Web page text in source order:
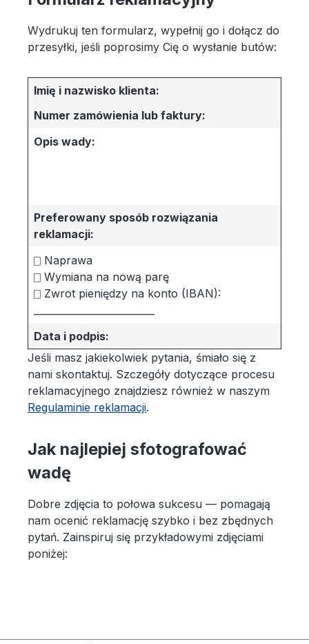
Wydrukuj ten formularz, wypełnij go i dołącz do
przesyłki, jeśli poprosimy Cię o wysłanie butów:
Imię i nazwisko klienta:
Numer zamówienia lub faktury:
Opis wady:
Preferowany sposób rozwiązania
reklamacji:
⎕ Naprawa
⎕ Wymiana na nową parę
⎕ Zwrot pieniędzy na konto (IBAN):
Data i podpis:
Jeśli masz jakiekolwiek pytania, śmiało się z
nami skontaktuj. Szczegóły dotyczące procesu
reklamacyjnego znajdziesz również w naszym
Regulaminie reklamacji.
Jak najlepiej sfotografować
wadę
Dobre zdjęcia to połowa sukcesu — pomagają
nam ocenić reklamację szybko i bez zbędnych
pytań. Zainspiruj się przykładowymi zdjęciami
poniżej: